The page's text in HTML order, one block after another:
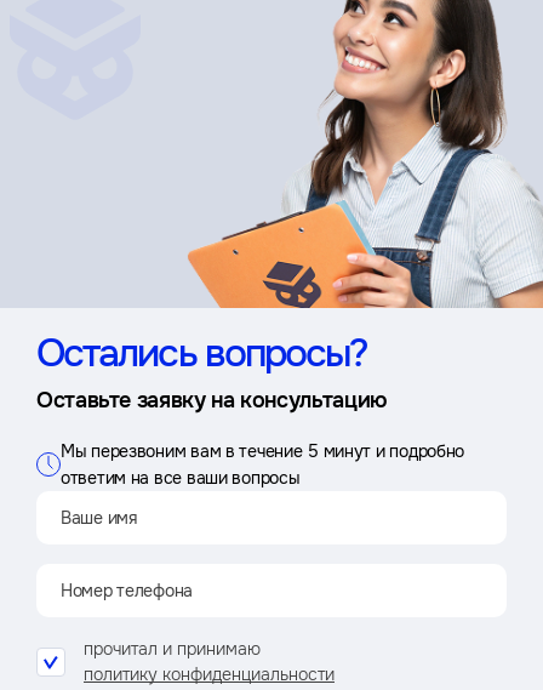
Остались вопросы?
Оставьте заявку на консультацию
Мы перезвоним вам в течение 5 минут и подробно
ответим на все ваши вопросы
прочитал и принимаю
политику конфиденциальности